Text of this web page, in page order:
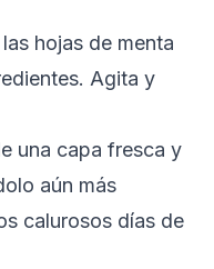
hojas de menta
Agita y
una capa fresca y
aún más
calurosos días de